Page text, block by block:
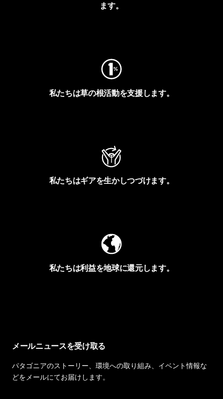
ます。
私たちは草の根活動を支援します。
私たちはギアを生かしつづけます。
私たちは利益を地球に還元します。
メールニュースを受け取る
パタゴニアのストーリー、環境への取り組み、イベント情報な
どをメールにてお届けします。